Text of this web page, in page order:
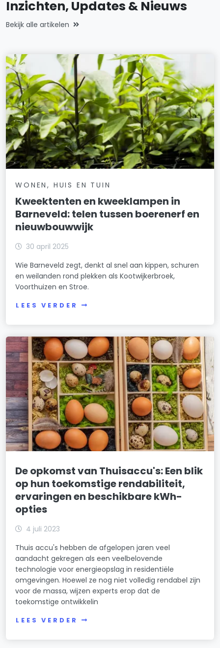
Inzichten, Updates & Nieuws
Bekijk alle artikelen
WONEN, HUIS EN TUIN
Kweektenten en kweeklampen in
Barneveld: telen tussen boerenerf en
nieuwbouwwijk
30 april 2025
Wie Barneveld zegt, denkt al snel aan kippen, schuren
en weilanden rond plekken als Kootwijkerbroek,
Voorthuizen en Stroe.
LEES VERDER
De opkomst van Thuisaccu's: Een blik
op hun toekomstige rendabiliteit,
ervaringen en beschikbare kWh-
opties
4 juli 2023
Thuis accu's hebben de afgelopen jaren veel
aandacht gekregen als een veelbelovende
technologie voor energieopslag in residentiële
omgevingen. Hoewel ze nog niet volledig rendabel zijn
voor de massa, wijzen experts erop dat de
toekomstige ontwikkelin
LEES VERDER